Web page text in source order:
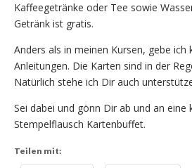
Kaffeegetränke oder Tee sowie
Getränk ist gratis.
Anders als in meinen Kursen, gebe ich
Anleitungen. Die Karten sind in der
Natürlich stehe ich Dir auch
Sei dabei und gönn Dir ab und an eine
Stempelflausch Kartenbuffet.
Teilen mit: